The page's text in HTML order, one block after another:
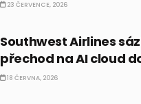
23 ČERVENCE, 2026
Southwest Airlines
přechod na AI cloud
18 ČERVNA, 2026